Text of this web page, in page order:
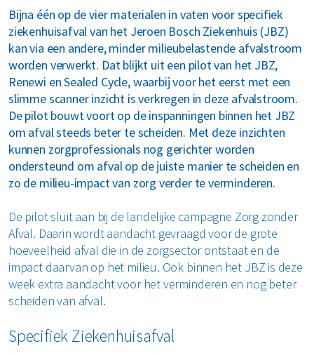
Bijna één op de vier materialen in vaten voor specifiek
ziekenhuisafval van het Jeroen Bosch Ziekenhuis (JBZ)
kan via een andere, minder milieubelastende afvalstroom
worden verwerkt. Dat blijkt uit een pilot van het JBZ,
Renewi en Sealed Cycle, waarbij voor het eerst met een
slimme scanner inzicht is verkregen in deze afvalstroom.
De pilot bouwt voort op de inspanningen binnen het JBZ
om afval steeds beter te scheiden. Met deze inzichten
kunnen zorgprofessionals nog gerichter worden
ondersteund om afval op de juiste manier te scheiden en
zo de milieu-impact van zorg verder te verminderen.
De pilot sluit aan bij de landelijke campagne Zorg zonder
Afval. Daarin wordt aandacht gevraagd voor de grote
hoeveelheid afval die in de zorgsector ontstaat en de
impact daarvan op het milieu. Ook binnen het JBZ is deze
week extra aandacht voor het verminderen en nog beter
scheiden van afval.
Specifiek Ziekenhuisafval